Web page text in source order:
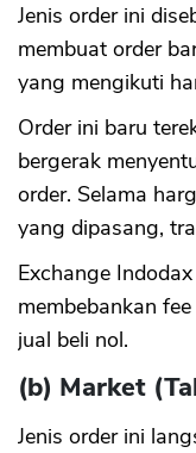
Jenis order ini
membuat order
yang mengikuti
Order ini baru
bergerak
order. Selama
yang dipasang,
Exchange
membebankan
jual beli nol.
(b) Market
Jenis order ini